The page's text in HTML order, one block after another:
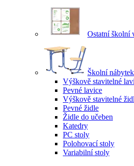
Ostatní školní
Školní nábytek
Výškově stavitelné
Pevné lavice
Výškově stavitelné
Pevné židle
Židle do učeben
Katedry
PC stoly
Polohovací stoly
Variabilní stoly